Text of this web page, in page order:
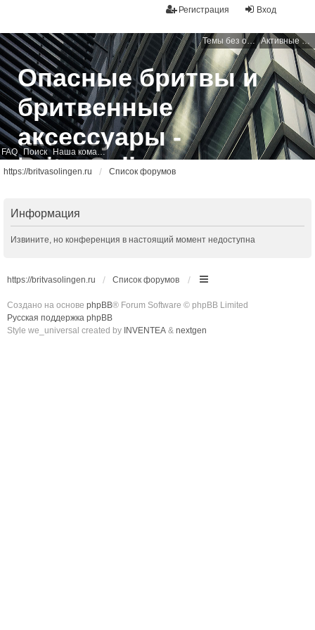
Вход
Регистрация
Темы без ответов Активные темы
FAQ Поиск Наша команда
Опасные бритвы и
бритвенные
аксессуары -
BritvaSolingen
https://britvasolingen.ru Список форумов
Информация
Извините, но конференция в настоящий момент недоступна
https://britvasolingen.ru Список форумов
Создано на основе phpBB® Forum Software © phpBB Limited
Русская поддержка phpBB
Style we_universal created by INVENTEA & nextgen